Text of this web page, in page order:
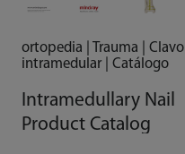
ortopedia | Trauma | Clavo
intramedular | Catálogo
Intramedullary Nail
Product Catalog